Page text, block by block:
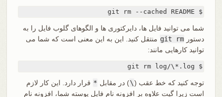
$ git rm --cached README
شما می توانید فایل ها، دایرکتوری ها و الگوهای گلوب فایل را به
دستور git rm منتقل کنید. این به این معنی است که شما می
توانید کارهایی مانند:
$ git rm log/\*.log
توجه کنید که خط عقب (\) در مقابل * قرار دارد. این کار لازم
است زیرا گیت علاوه بر افزونه نام فایل پوسته شما، افزونه نام